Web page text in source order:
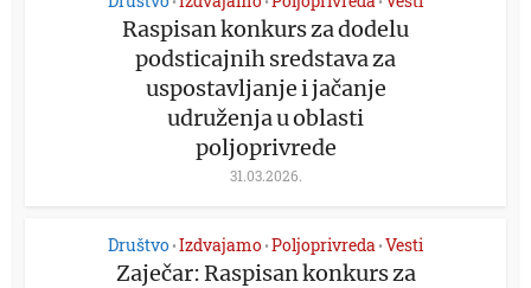
Raspisan konkurs za dodelu
podsticajnih sredstava za
uspostavljanje i jačanje
udruženja u oblasti
poljoprivrede
31.03.2026.
Društvo•Izdvajamo•Poljoprivreda•Vesti
Zaječar: Raspisan konkurs za